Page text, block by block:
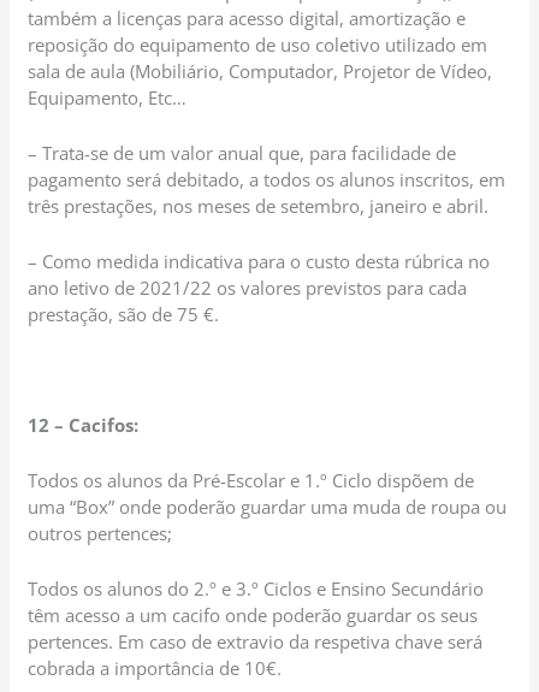
também a licenças para acesso digital, amortização e
reposição do equipamento de uso coletivo utilizado em
sala de aula (Mobiliário, Computador, Projetor de Vídeo,
Equipamento, Etc…
– Trata-se de um valor anual que, para facilidade de
pagamento será debitado, a todos os alunos inscritos, em
três prestações, nos meses de setembro, janeiro e abril.
– Como medida indicativa para o custo desta rúbrica no
ano letivo de 2021/22 os valores previstos para cada
prestação, são de 75 €.
12 – Cacifos:
Todos os alunos da Pré-Escolar e 1.º Ciclo dispõem de
uma “Box” onde poderão guardar uma muda de roupa ou
outros pertences;
Todos os alunos do 2.º e 3.º Ciclos e Ensino Secundário
têm acesso a um cacifo onde poderão guardar os seus
pertences. Em caso de extravio da respetiva chave será
cobrada a importância de 10€.